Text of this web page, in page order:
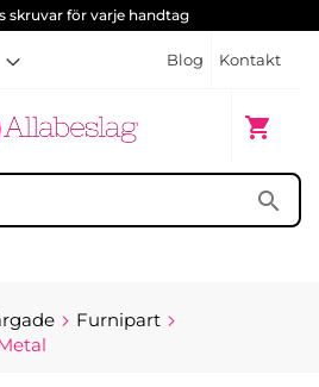
skruvar för varje handtag
Blog Kontakt
shopping_cart
Min
search
Furnipart